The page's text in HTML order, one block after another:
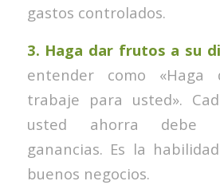
gastos controlados.
3. Haga dar frutos a su
entender como
trabaje para usted».
usted ahorra debe
ganancias. Es la
buenos negocios.